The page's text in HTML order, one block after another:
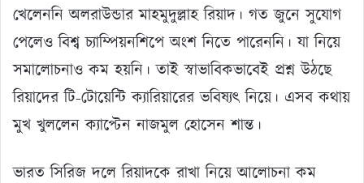
খেলেননি অলরাউন্ডার মাহমুদুল্লাহ রিয়াদ। গত জুনে সুযোগ
পেলেও বিশ্ব চ্যাম্পিয়নশিপে অংশ নিতে পারেননি। যা নিয়ে
সমালোচনাও কম হয়নি। তাই স্বাভাবিকভাবেই প্রশ্ন উঠছে
রিয়াদের টি-টোয়েন্টি ক্যারিয়ারের ভবিষ্যৎ নিয়ে। এসব কথায়
মুখ খুললেন ক্যাপ্টেন নাজমুল হোসেন শান্ত।
ভারত সিরিজ দলে রিয়াদকে রাখা নিয়ে আলোচনা কম